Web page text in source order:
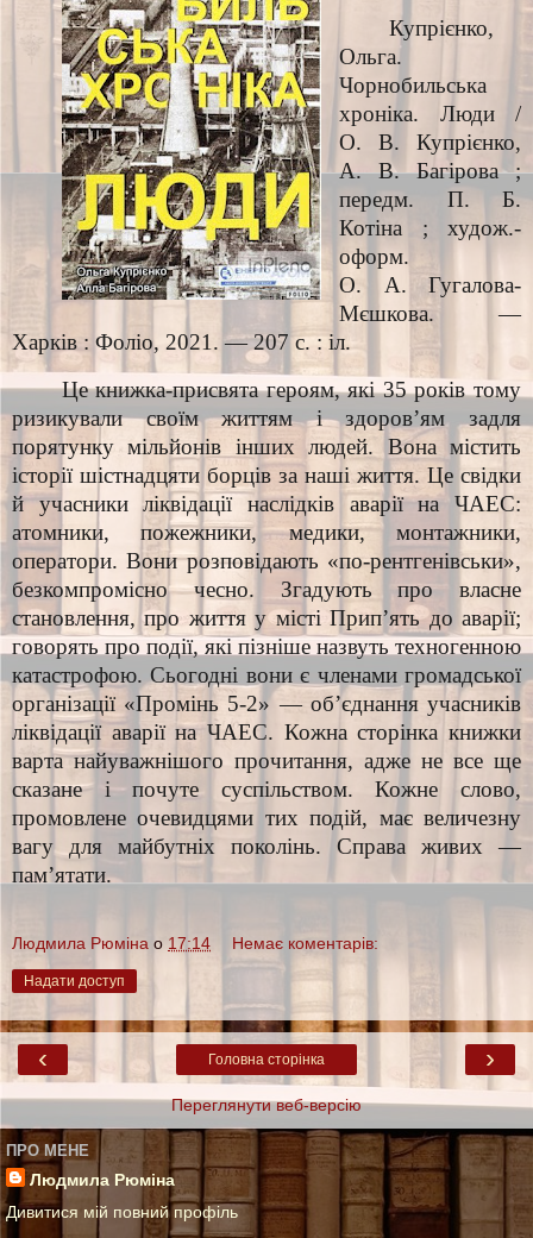
Купрієнко,
Ольга.
Чорнобильська
хроніка. Люди /
О. В. Купрієнко,
А. В. Багірова ;
передм. П. Б.
Котіна ; худож.-
оформ.
О. А. Гугалова-
Мєшкова. —
Харків : Фоліо, 2021. — 207 с. : іл.
Це книжка-присвята героям, які 35 років тому
ризикували своїм життям і здоров’ям задля
порятунку мільйонів інших людей. Вона містить
історії шістнадцяти борців за наші життя. Це свідки
й учасники ліквідації наслідків аварії на ЧАЕС:
атомники, пожежники, медики, монтажники,
оператори. Вони розповідають «по-рентгенівськи»,
безкомпромісно чесно. Згадують про власне
становлення, про життя у місті Прип’ять до аварії;
говорять про події, які пізніше назвуть техногенною
катастрофою. Сьогодні вони є членами громадської
організації «Промінь 5-2» — об’єднання учасників
ліквідації аварії на ЧАЕС. Кожна сторінка книжки
варта найуважнішого прочитання, адже не все ще
сказане і почуте суспільством. Кожне слово,
промовлене очевидцями тих подій, має величезну
вагу для майбутніх поколінь. Справа живих —
пам’ятати.
Людмила Рюміна о 17:14 Немає коментарів:
Надати доступ
‹ ›
Головна сторінка
Переглянути веб-версію
ПРО МЕНЕ
Людмила Рюміна
Дивитися мій повний профіль